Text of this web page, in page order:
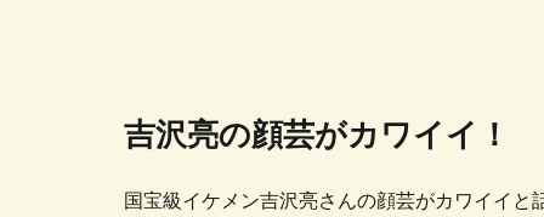
吉沢亮の顔芸がカワイイ！
国宝級イケメン吉沢亮さんの顔芸がカワイイと